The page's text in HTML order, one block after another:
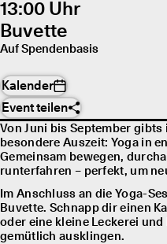
13:00 Uhr
Buvette
Auf Spendenbasis
Kalender
Event teilen
Von Juni bis September
besondere Auszeit: Yoga in
Gemeinsam bewegen,
runterfahren – perfekt, um
Im Anschluss an die Yoga-
Buvette. Schnapp dir einen
oder eine kleine Leckerei
gemütlich ausklingen.